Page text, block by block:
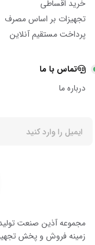
خرید اقساطی
تجهیزات بر اساس مصرف
پرداخت مستقیم آنلاین
تماس با ما
درباره ما
زمينه فروش و پخش